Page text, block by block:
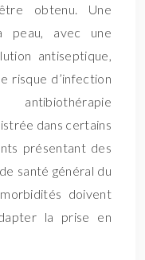
obtenu. Une
peau, avec une
antiseptique,
risque d’infection
dans certains
présentant des
santé général du
doivent
la prise en